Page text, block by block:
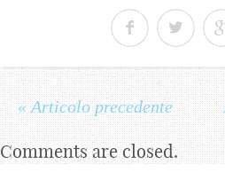
« Articolo precedente
Comments are closed.